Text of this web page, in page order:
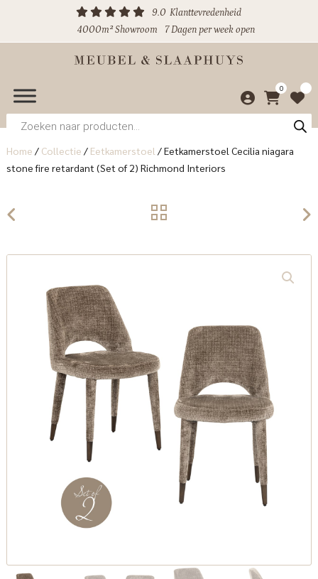
9.0 Klanttevredenheid
4000m² Showroom
7 Dagen per week open
0
Producten
zoeken
Home / Collectie / Eetkamerstoel /Eetkamerstoel Cecilia niagara
stone fire retardant (Set of 2) Richmond Interiors